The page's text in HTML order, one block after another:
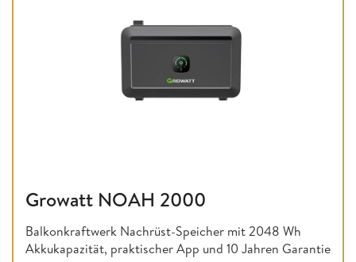
Growatt NOAH 2000
Balkonkraftwerk Nachrüst-Speicher mit 2048 Wh
Akkukapazität, praktischer App und 10 Jahren Garantie